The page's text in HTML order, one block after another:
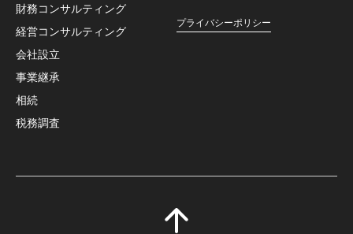
財務コンサルティング
経営コンサルティング
会社設立
事業継承
相続
税務調査
プライバシーポリシー